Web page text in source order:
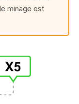
minage est